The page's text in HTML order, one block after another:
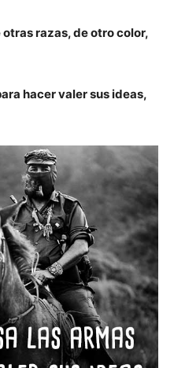
razas, de otro color,
hacer valer sus ideas,